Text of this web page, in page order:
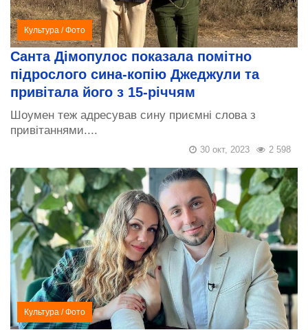
Культура /Фото
Санта Дімопулос показала помітно
підрослого сина-копію Джеджули та
привітала його з 15-річчям
Шоумен теж адресував сину приємні слова з
привітаннями....
2 598
30 окт, 2023
Культура /Фото